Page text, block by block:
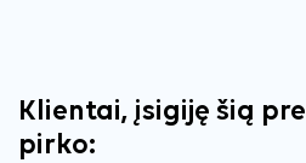
Klientai, įsigiję šią
pirko: